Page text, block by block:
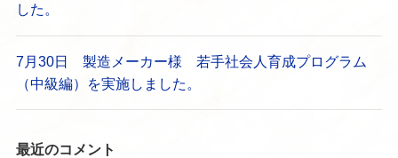
した。
7月30日 製造メーカー様 若手社会人育成プログラム
（中級編）を実施しました。
最近のコメント